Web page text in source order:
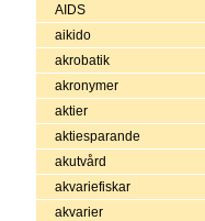
AIDS
aikido
akrobatik
akronymer
aktier
aktiesparande
akutvård
akvariefiskar
akvarier